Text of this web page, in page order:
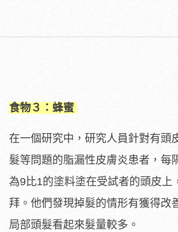
食物３：蜂蜜
在一個研究中，研究人員針對有頭
髮等問題的脂漏性皮膚炎患者，每
為9比1的塗料塗在受試者的頭皮上
拜。他們發現掉髮的情形有獲得改
局部頭髮看起來髮量較多。